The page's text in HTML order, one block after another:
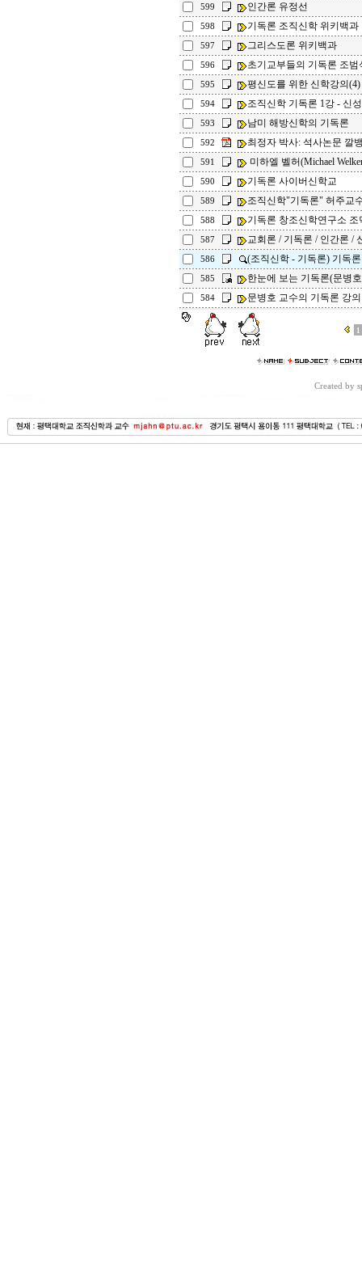
599 인간론 유정선
598 기독론 조직신학 위키백과
597 그리스도론 위키백과
596 초기교부들의 기독
595 평신도를 위한 신학강의
594 조직신학 기독론 1강 - 신
593 남미 해방신학의 기독론
592 최정자 박사: 석사논문 깔
591 미하엘 벨허(Michael
590 기독론 사이버신학교
589 조직신학"기독론" 허주교
588 기독론 창조신학연구소 조
587 교회론 / 기독론 / 인간론 /
586 (조직신학 - 기독론) 기독론
585 한눈에 보는 기독론(문병
584 문병호 교수의 기독론 강의
1
Created by